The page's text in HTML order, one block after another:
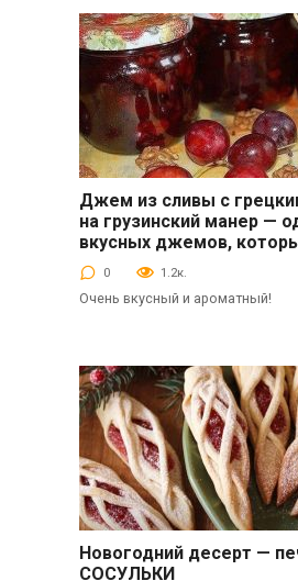
Джем из сливы с
на грузинский манер —
вкусных джемов,
0 1.2к.
Очень вкусный и ароматный!
Выпечка
Новогодний десерт —
СОСУЛЬКИ